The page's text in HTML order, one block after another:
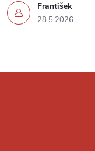
František
28.5.2026